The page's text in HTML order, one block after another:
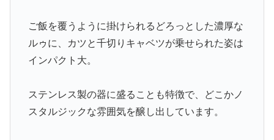
ご飯を覆うように掛けられるどろっとした濃厚な
ルゥに、カツと千切りキャベツが乗せられた姿は
インパクト大。
ステンレス製の器に盛ることも特徴で、どこかノ
スタルジックな雰囲気を醸し出しています。